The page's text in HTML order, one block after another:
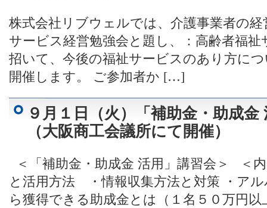
株式会社リブウェルでは、介護事業者の
サービス経営勉強会と題し、：高齢者福
招いて、今後の福祉サービスのあり方に
開催します。 ご参加者か […]
９月１日（火）「補助金・助成金
（大阪商工会議所にて開催）
＜「補助金・助成金 活用」講習会＞ ＜
と活用方法 ・情報収集方法と対策 ・ア
ら獲得できる助成金とは（１名５０万円